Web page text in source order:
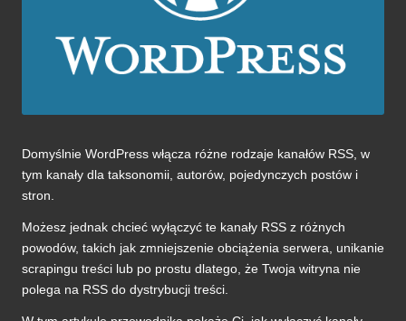
Domyślnie WordPress włącza różne rodzaje kanałów RSS, w
tym kanały dla taksonomii, autorów, pojedynczych postów i
stron.
Możesz jednak chcieć wyłączyć te kanały RSS z różnych
powodów, takich jak zmniejszenie obciążenia serwera, unikanie
scrapingu treści lub po prostu dlatego, że Twoja witryna nie
polega na RSS do dystrybucji treści.